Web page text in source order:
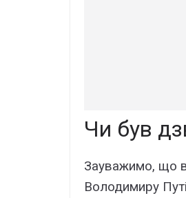
Чи був
Зауважимо, що
Володимиру